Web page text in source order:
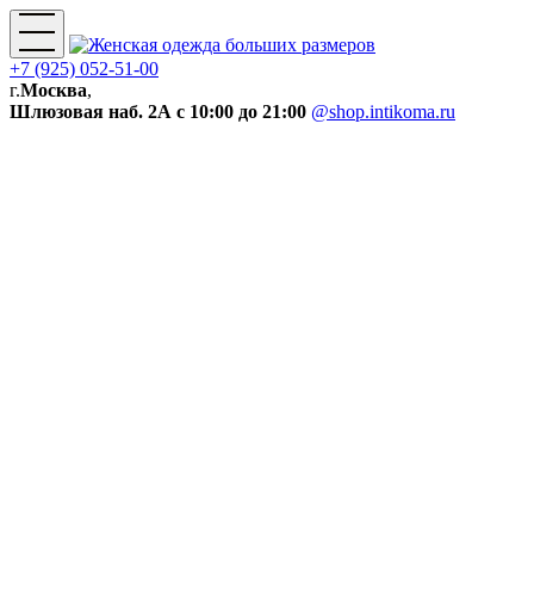
+7 (925) 052-51-00
г.Москва,
Шлюзовая наб. 2А с 10:00 до 21:00 @shop.intikoma.ru